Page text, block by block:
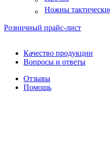
Ножны
Розничный прайс-лист
Качество продукции
Вопросы и ответы
Отзывы
Помощь